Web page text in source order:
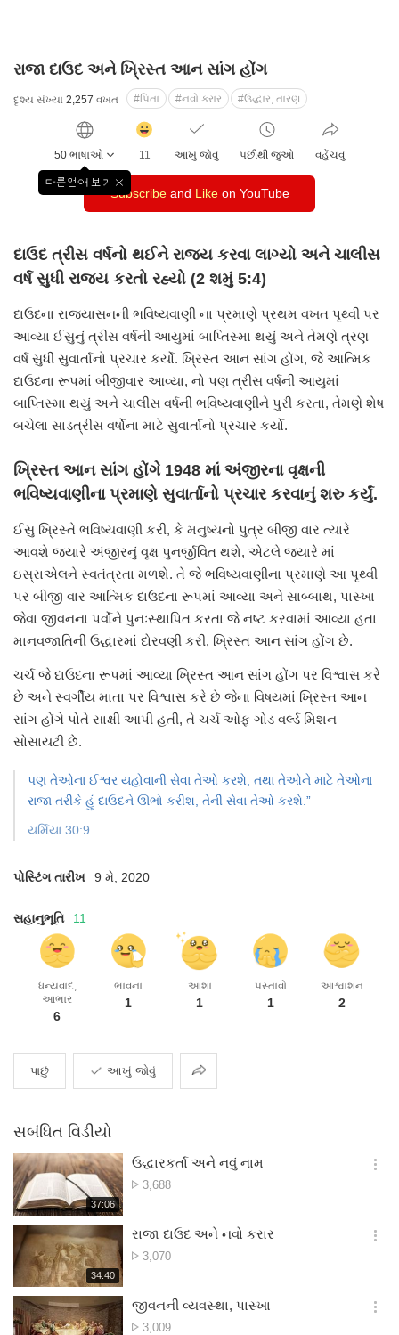
રાજા દાઉદ અને ખ્રિસ્ત આન સાંગ હોંગ
દૃશ્ય સંખ્યા 2,257 વખત #પિતા #નવો કરાર #ઉદ્ધાર, તારણ
50 ભાષાઓ
다른언어 보기
창
릭
수
11 આખું જોવું પછીથી જુઓ વહેંચવું
Subscribeand Likeon YouTube
દાઉદ ત્રીસ વર્ષનો થઈને રાજ્ય કરવા લાગ્યો અને ચાલીસ
વર્ષ સુધી રાજ્ય કરતો રહ્યો (2 શમું 5:4)
દાઉદના રાજ્યાસનની ભવિષ્યવાણી ના પ્રમાણે પ્રથમ વખત પૃથ્વી પર
આવ્યા ઈસુનું ત્રીસ વર્ષની આયુમાં બાપ્તિસ્મા થયું અને તેમણે ત્રણ
વર્ષ સુધી સુવાર્તાનો પ્રચાર કર્યો. ખ્રિસ્ત આન સાંગ હોંગ, જે આત્મિક
દાઉદના રૂપમાં બીજીવાર આવ્યા, નો પણ ત્રીસ વર્ષની આયુમાં
બાપ્તિસ્મા થયું અને ચાલીસ વર્ષની ભવિષ્યવાણીને પુરી કરતા, તેમણે શેષ
બચેલા સાડત્રીસ વર્ષોના માટે સુવાર્તાનો પ્રચાર કર્યો.
ખ્રિસ્ત આન સાંગ હોંગે 1948 માં અંજીરના વૃક્ષની
ભવિષ્યવાણીના પ્રમાણે સુવાર્તાનો પ્રચાર કરવાનું શરુ કર્યું.
ઈસુ ખ્રિસ્તે ભવિષ્યવાણી કરી, કે મનુષ્યનો પુત્ર બીજી વાર ત્યારે
આવશે જયારે અંજીરનું વૃક્ષ પુનર્જીવિત થશે, એટલે જયારે માં
ઇસ્રાએલને સ્વતંત્રતા મળશે. તે જે ભવિષ્યવાણીના પ્રમાણે આ પૃથ્વી
પર બીજી વાર આત્મિક દાઉદના રૂપમાં આવ્યા અને સાબ્બાથ, પાસ્ખા
જેવા જીવનના પર્વોને પુનઃસ્થાપિત કરતા જે નષ્ટ કરવામાં આવ્યા હતા
માનવજાતિની ઉદ્ધારમાં દોરવણી કરી, ખ્રિસ્ત આન સાંગ હોંગ છે.
ચર્ચ જે દાઉદના રૂપમાં આવ્યા ખ્રિસ્ત આન સાંગ હોંગ પર વિશ્વાસ કરે
છે અને સ્વર્ગીય માતા પર વિશ્વાસ કરે છે જેના વિષયમાં ખ્રિસ્ત આન
સાંગ હોંગે પોતે સાક્ષી આપી હતી, તે ચર્ચ ઓફ ગોડ વર્લ્ડ મિશન
સોસાયટી છે.
પણ તેઓના ઈશ્વર યહોવાની સેવા તેઓ કરશે, તથા તેઓને માટે તેઓના
રાજા તરીકે હું દાઉદને ઊભો કરીશ, તેની સેવા તેઓ કરશે.”
યર્મિયા 30:9
પોસ્ટિંગ તારીખ 9 મે, 2020
સહાનુભૂતિ 11
ધન્યવાદ,
આભાર
6
ભાવના
1
આશા
1
પસ્તાવો
1
આશ્વાશન
2
પાછું આખું જોવું વહેંચવું
સબંધિત વિડીયો
재
생
37:06
ઉદ્ધારકર્તા અને નવું નામ
દૃશ્ય
3,688
옵
기
재
생
간
34:40
રાજા દાઉદ અને નવો કરાર
દૃશ્ય
3,070
옵
기
જીવનની વ્યવસ્થા, પાસ્ખા
દૃશ્ય
3,009
옵